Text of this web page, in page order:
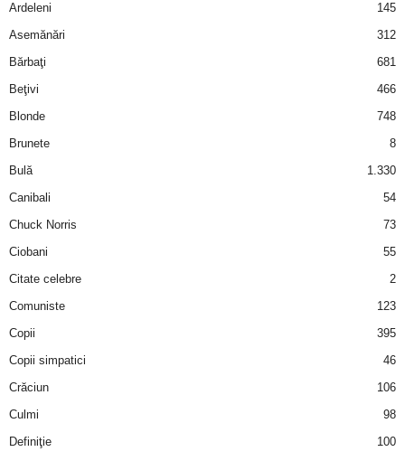
Ardeleni
145
Asemănări
312
Bărbaţi
681
Beţivi
466
Blonde
748
Brunete
8
Bulă
1.330
Canibali
54
Chuck Norris
73
Ciobani
55
Citate celebre
2
Comuniste
123
Copii
395
Copii simpatici
46
Crăciun
106
Culmi
98
Definiţie
100